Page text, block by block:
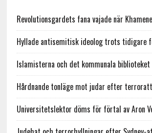
Revolutionsgardets fana vajade när
Hyllade antisemitisk ideolog trots tidigare
Islamisterna och det kommunala biblioteket
Hårdnande tonläge mot judar efter
Universitetslektor döms för förtal av Aron